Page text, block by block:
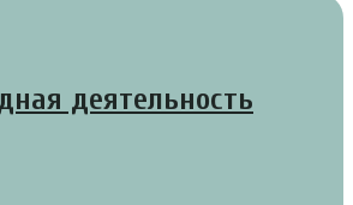
деятельность